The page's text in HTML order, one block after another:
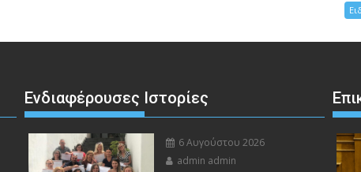
Ενδιαφέρουσες Ιστορίες
6 Αυγούστου 2026
admin admin